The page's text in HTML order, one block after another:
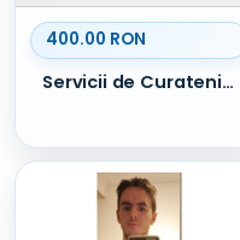
400.00 RON
Servicii de Curatenie in Asociatii de Propietari - Scari de Bloc - Asociatii de Locatari